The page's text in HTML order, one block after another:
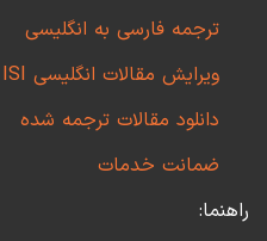
ترجمه فارسی به انگلیسی
ویرایش مقالات انگلیسی ISI
دانلود مقالات ترجمه شده
ضمانت خدمات
راهنما: